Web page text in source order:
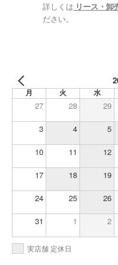
詳しくは リース・卸
ださい。
月 火 水
27 28 29
3 4 5
10 11 12
17 18 19
24 25 26
31 1 2
実店舗 定休日